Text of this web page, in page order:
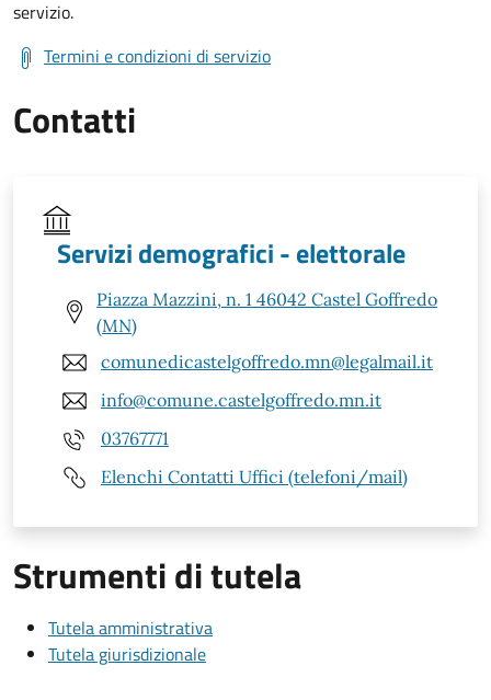
servizio.
Termini e condizioni di servizio
Contatti
Servizi demografici - elettorale
Piazza Mazzini, n. 1 46042 Castel Goffredo
(MN)
comunedicastelgoffredo.mn@legalmail.it
info@comune.castelgoffredo.mn.it
03767771
Elenchi Contatti Uffici (telefoni/mail)
Strumenti di tutela
Tutela amministrativa
Tutela giurisdizionale